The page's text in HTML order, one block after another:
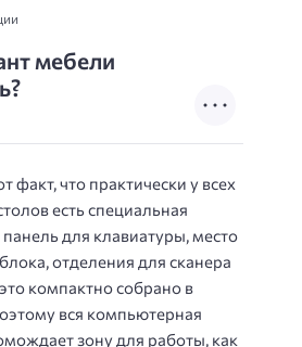
мебели
факт, что практически у всех
есть специальная
для клавиатуры, место
отделения для сканера
компактно собрано в
вся компьютерная
зону для работы, как